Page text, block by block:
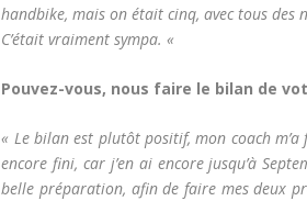
handbike, mais on était cinq, avec tous
C’était vraiment sympa. «
Pouvez-vous, nous faire le bilan de
« Le bilan est plutôt positif, mon coach
encore fini, car j’en ai encore jusqu’à
belle préparation, afin de faire mes deux